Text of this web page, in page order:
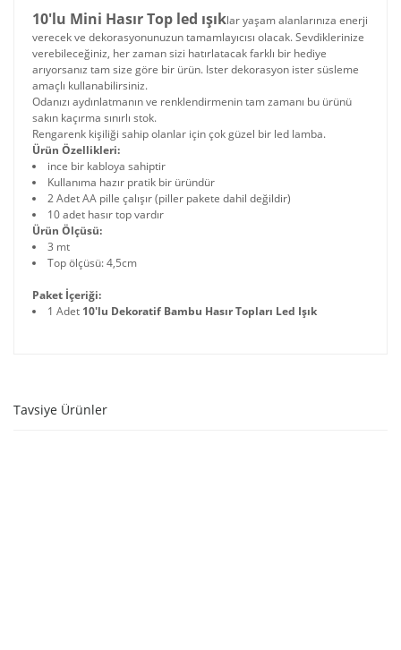
10'lu Mini Hasır Top led ışıklar yaşam alanlarınıza enerji
verecek ve dekorasyonunuzun tamamlayıcısı olacak. Sevdiklerinize
verebileceğiniz, her zaman sizi hatırlatacak farklı bir hediye
arıyorsanız tam size göre bir ürün. Ister dekorasyon ister süsleme
amaçlı kullanabilirsiniz.
Odanızı aydınlatmanın ve renklendirmenin tam zamanı bu ürünü
sakın kaçırma sınırlı stok.
Rengarenk kişiliği sahip olanlar için çok güzel bir led lamba.
Ürün Özellikleri:
ince bir kabloya sahiptir
Kullanıma hazır pratik bir üründür
2 Adet AA pille çalışır (piller pakete dahil değildir)
10 adet hasır top vardır
Ürün Ölçüsü:
3 mt
Top ölçüsü: 4,5cm
Paket İçeriği:
1 Adet 10'lu Dekoratif Bambu Hasır Topları Led Işık
Tavsiye Ürünler